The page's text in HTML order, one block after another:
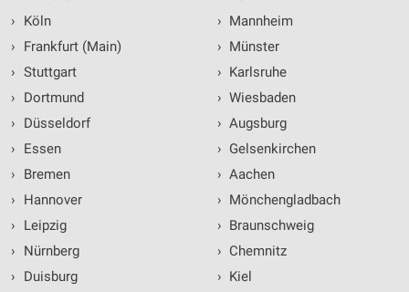
›
Köln
›
Frankfurt (Main)
› Stuttgart
›
Dortmund
›
Düsseldorf
›
Essen
›
Bremen
›
Hannover
›
Leipzig
›
Nürnberg
›
Duisburg
› Mannheim
› Münster
› Karlsruhe
› Wiesbaden
› Augsburg
› Gelsenkirchen
› Aachen
› Mönchengladbach
› Braunschweig
› Chemnitz
› Kiel